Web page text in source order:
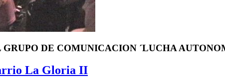
DE COMUNICACION ´LUCHA
La Gloria II